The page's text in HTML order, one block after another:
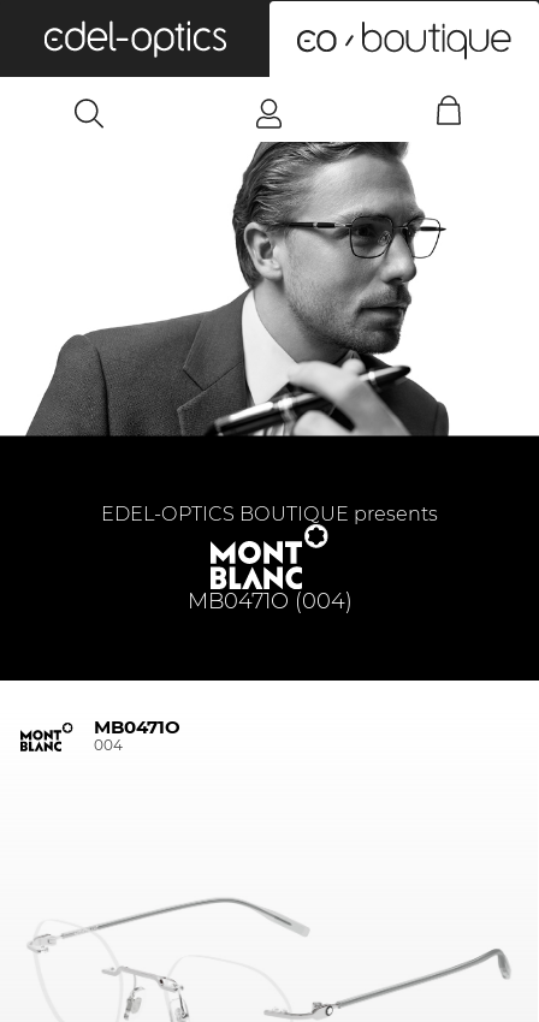
MB0471O (004)
EDEL-OPTICS BOUTIQUE presents
MB0471O
004